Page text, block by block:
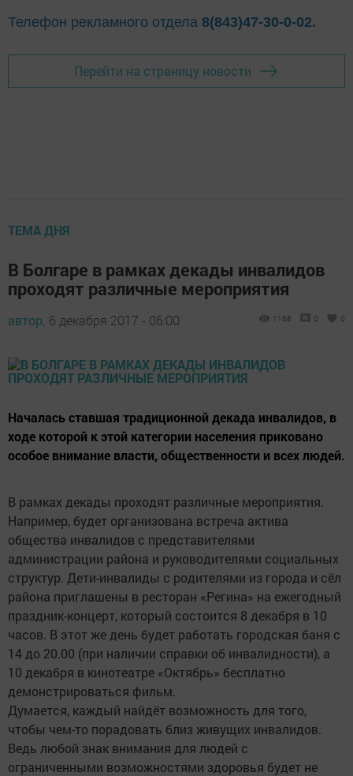
Телефон рекламного отдела 8(843)47-30-0-02.
Перейти на страницу новости
ТЕМА ДНЯ
В Болгаре в рамках декады инвалидов
проходят различные мероприятия
автор, 6 декабря 2017 - 06:00 1168 0 0
Началась ставшая традиционной декада инвалидов, в
ходе которой к этой категории населения приковано
особое внимание власти, общественности и всех людей.
В рамках декады проходят различные мероприятия.
Например, будет организована встреча актива
общества инвалидов с представителями
администрации района и руководителями социальных
структур. Дети-инвалиды с родителями из города и сёл
района приглашены в ресторан «Регина» на ежегодный
праздник-концерт, который состоится 8 декабря в 10
часов. В этот же день будет работать городская баня с
14 до 20.00 (при наличии справки об инвалидности), а
10 декабря в кинотеатре «Октябрь» бесплатно
демонстрироваться фильм.
Думается, каждый найдёт возможность для того,
чтобы чем-то порадовать близ живущих инвалидов.
Ведь любой знак внимания для людей с
ограниченными возможностями здоровья будет не